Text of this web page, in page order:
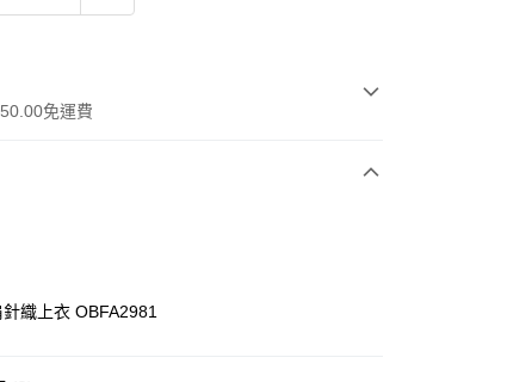
免運費
織上衣 OBFA2981